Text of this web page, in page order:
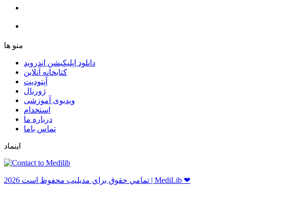
ﻣﻨﻮ ﻫﺎ
دانلود اپلیکیشن اندروید
ﮐﺘﺎﺑﺨﺎﻧﻪ ﺁﻧﻼﯾﻦ
ﺁﭘﺘﻮﺩﯾﺖ
ﮊﻭﺭﻧﺎﻝ
ویدیوی آموزشی
استخدام
درباره ما
ﺗﻤﺎﺱ ﺑﺎﻣﺎ
اینماد
ﺗﻤﺎﻣﻲ ﺣﻘﻮﻕ ﺑﺮاﻱ ﻣﺪﻳﻠﻴﺐ ﻣﺤﻔﻮﻅ اﺳﺖ 2026 | MediLib ❤